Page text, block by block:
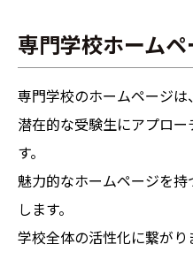
専門学校ホーム
専門学校のホームページは
潜在的な受験生にアプロ
す。
魅力的なホームページを
します。
学校全体の活性化に繋がり